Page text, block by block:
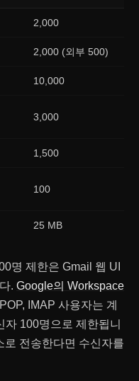
2,000
2,000 (외부 500)
10,000
3,000
1,500
100
25 MB
명 제한은 Gmail 웹 UI
. Google의 Workspace
IMAP 사용자는 계
100명으로 제한됩니
로 전송한다면 수신자를